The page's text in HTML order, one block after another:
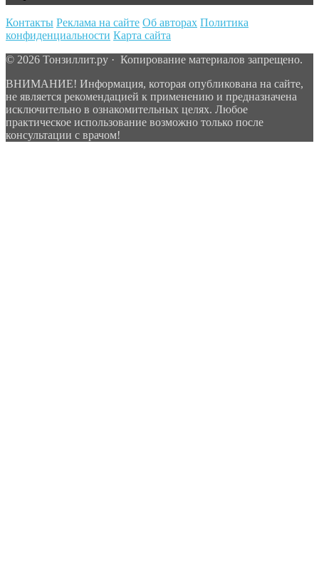
Контакты Реклама на сайте Об авторах Политика
конфиденциальности Карта сайта
© 2026 Тонзиллит.ру · Копирование материалов запрещено.
ВНИМАНИЕ! Информация, которая опубликована на сайте,
не является рекомендацией к применению и предназначена
исключительно в ознакомительных целях. Любое
практическое использование возможно только после
консультации с врачом!